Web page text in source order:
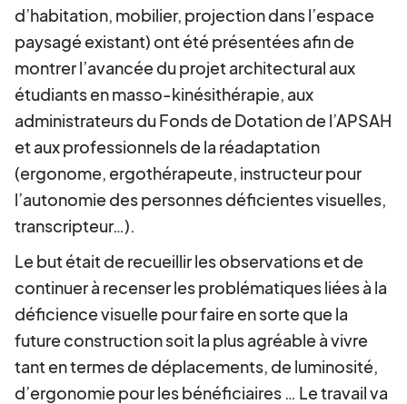
d’habitation, mobilier, projection dans l’espace
paysagé existant) ont été présentées afin de
montrer l’avancée du projet architectural aux
étudiants en masso-kinésithérapie, aux
administrateurs du Fonds de Dotation de l’APSAH
et aux professionnels de la réadaptation
(ergonome, ergothérapeute, instructeur pour
l’autonomie des personnes déficientes visuelles,
transcripteur…).
Le but était de recueillir les observations et de
continuer à recenser les problématiques liées à la
déficience visuelle pour faire en sorte que la
future construction soit la plus agréable à vivre
tant en termes de déplacements, de luminosité,
d’ergonomie pour les bénéficiaires … Le travail va